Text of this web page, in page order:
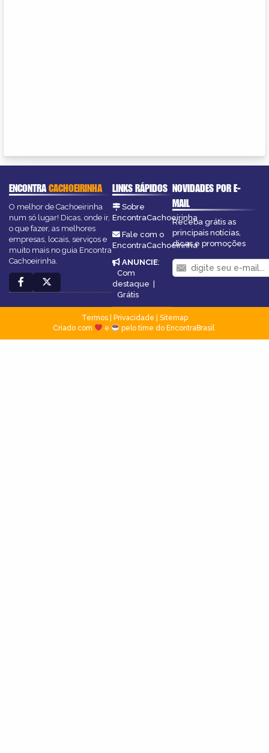
ENCONTRACACHOEIRINHA
O melhor de Cachoeirinha
num só lugar! Dicas, onde ir,
o que fazer, as melhores
empresas, locais, serviços e
muito mais no guia Encontra
Cachoeirinha.
LINKS RÁPIDOS
Sobre
EncontraCachoeirinha
Fale com o
EncontraCachoeirinha
ANUNCIE:
Com
destaque |
Grátis
NOVIDADES POR E-
MAIL
Receba grátis as
principais notícias,
dicas e promoções
Termos| Privacidade
Sitemap
Criado com
e pelo time do EncontraBrasil